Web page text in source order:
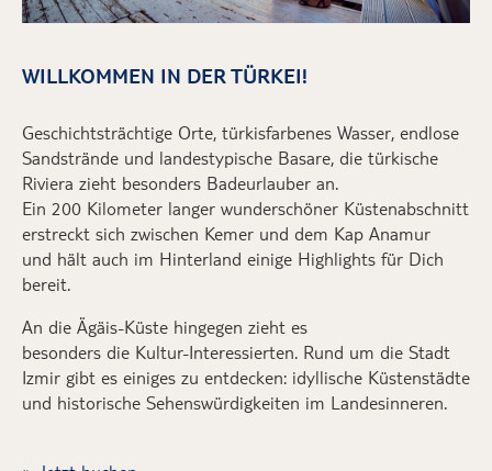
WILLKOMMEN IN DER TÜRKEI!
Geschichtsträchtige Orte, türkisfarbenes Wasser, endlose
Sandstrände und landestypische Basare, die türkische
Riviera zieht besonders Badeurlauber an.
Ein 200 Kilometer langer wunderschöner Küstenabschnitt
erstreckt sich zwischen Kemer und dem Kap Anamur
und hält auch im Hinterland einige Highlights für Dich
bereit.
An die Ägäis-Küste hingegen zieht es
besonders die Kultur-Interessierten. Rund um die Stadt
Izmir gibt es einiges zu entdecken: idyllische Küstenstädte
und historische Sehenswürdigkeiten im Landesinneren.